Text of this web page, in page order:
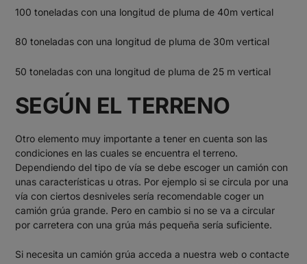
100 toneladas con una longitud de pluma de 40m vertical
80 toneladas con una longitud de pluma de 30m vertical
50 toneladas con una longitud de pluma de 25 m vertical
SEGÚN EL TERRENO
Otro elemento muy importante a tener en cuenta son las
condiciones en las cuales se encuentra el terreno.
Dependiendo del tipo de vía se debe escoger un camión con
unas características u otras. Por ejemplo si se circula por una
vía con ciertos desniveles sería recomendable coger un
camión grúa grande. Pero en cambio si no se va a circular
por carretera con una grúa más pequeña sería suficiente.
Si necesita un camión grúa acceda a nuestra web o contacte